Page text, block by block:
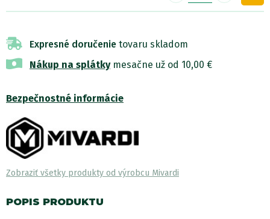
Expresné doručenie tovaru skladom
Nákup na splátkymesačne už od 10,00 €
Bezpečnostné informácie
Zobraziť všetky produkty od výrobcu Mivardi
POPIS PRODUKTU